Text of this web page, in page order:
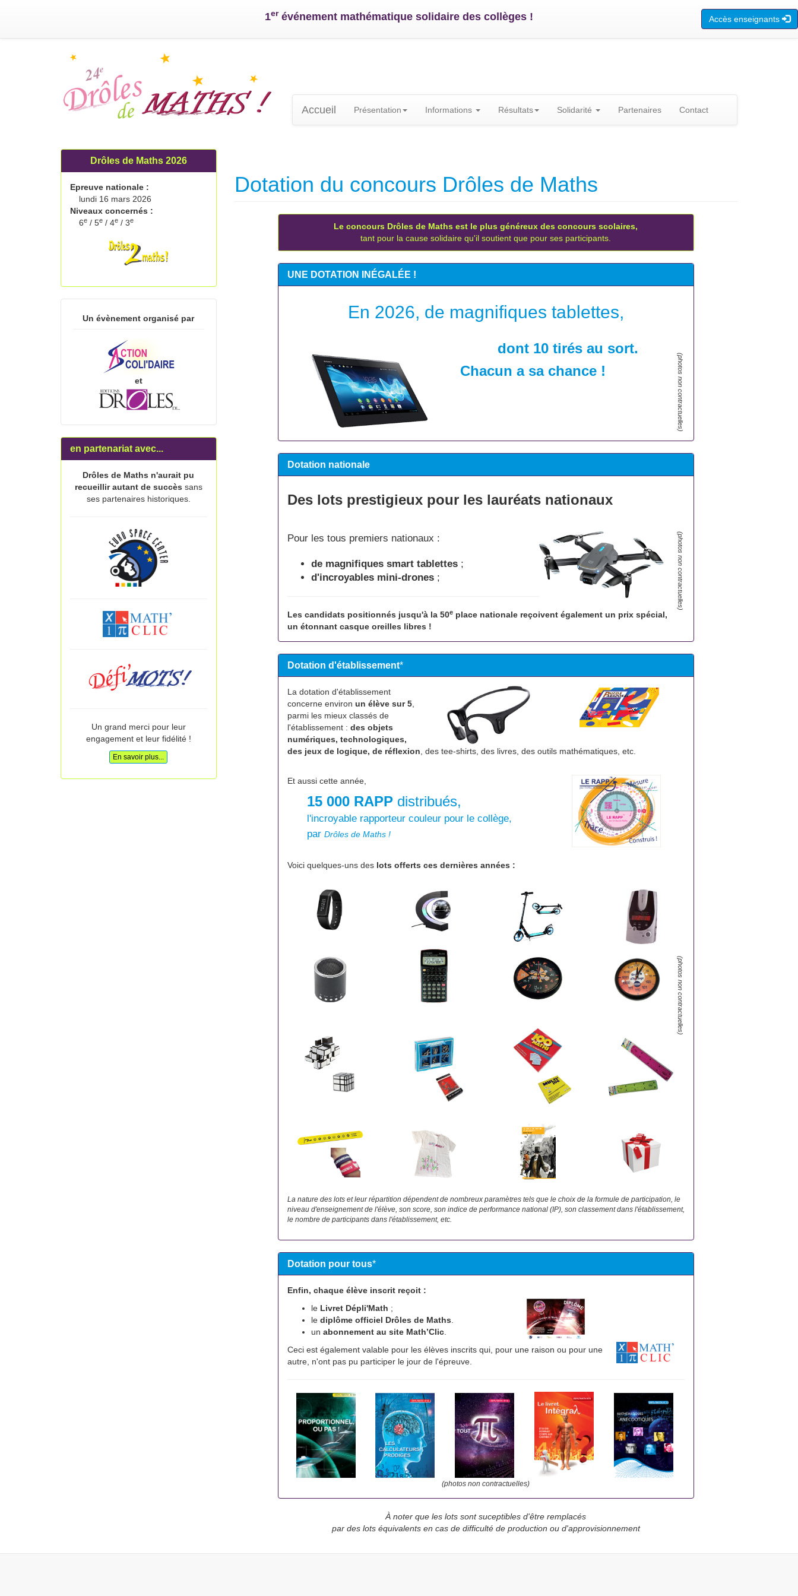
1erévénement mathématique solidaire des collèges ! Accès enseignants
Accueil Présentation Informations Résultats Solidarité Partenaires Contact
Dotation du concours Drôles de Maths
Le concours Drôles de Maths est le plus généreux des concours scolaires,
tant pour la cause solidaire qu'il soutient que pour ses participants.
UNE DOTATION INÉGALÉE !
En 2026, de magnifiques tablettes,
(photos non contractuelles)
dont 10 tirés au sort.
Chacun a sa chance !
Dotation nationale
Des lots prestigieux pour les lauréats nationaux
(photos non contractuelles)
Pour les tous premiers nationaux :
de magnifiques smart tablettes;
d'incroyables mini-drones;
Les candidats positionnés jusqu'à la 50eplace nationale reçoivent également un prix spécial,
un étonnant casque oreilles libres !
Dotation d'établissement*
La dotation d'établissement
concerne environ un élève sur 5,
parmi les mieux classés de
l'établissement : des objets
numériques, technologiques,
des jeux de logique, de réflexion , des tee-shirts, des livres, des outils mathématiques, etc.
Et aussi cette année,
15 000 RAPP distribués,
l'incroyable rapporteur couleur pour le collège,
parDrôles de Maths !
Voici quelques-uns des lots offerts ces dernières années :
(photos non contractuelles)
La nature des lots et leur répartition dépendent de nombreux paramètres tels que le choix de la formule de participation, le
niveau d'enseignement de l'élève, son score, son indice de performance national (IP), son classement dans l'établissement,
le nombre de participants dans l'établissement, etc.
Dotation pour tous*
Enfin, chaque élève inscrit reçoit :
le Livret Dépli'Math ;
le diplôme officiel Drôles de Maths
un abonnement au site Math’Clic.
Ceci est également valable pour les élèves inscrits qui, pour une raison ou pour une
autre, n'ont pas pu participer le jour de l'épreuve.
(photos non contractuelles)
À noter que les lots sont suceptibles d'être remplacés
par des lots équivalents en cas de difficulté de production ou d'approvisionnement
Drôles de Maths 2026
Epreuve nationale :
lundi 16 mars 2026
Niveaux concernés :
6e / 5e / 4e / 3e
Un évènement organisé par
et
en partenariat avec...
Drôles de Maths n'aurait pu
recueillir autant de succès sans
ses partenaires historiques.
Un grand merci pour leur
engagement et leur fidélité !
En savoir plus...